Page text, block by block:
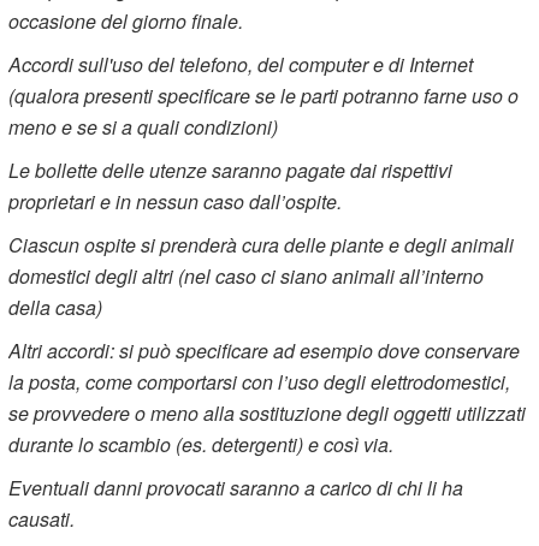
occasione del giorno finale.
Accordi sull'uso del telefono, del computer e di Internet
(qualora presenti specificare se le parti potranno farne uso o
meno e se si a quali condizioni)
Le bollette delle utenze saranno pagate dai rispettivi
proprietari e in nessun caso dall’ospite.
Ciascun ospite si prenderà cura delle piante e degli animali
domestici degli altri (nel caso ci siano animali all’interno
della casa)
Altri accordi: si può specificare ad esempio dove conservare
la posta, come comportarsi con l’uso degli elettrodomestici,
se provvedere o meno alla sostituzione degli oggetti utilizzati
durante lo scambio (es. detergenti) e così via.
Eventuali danni provocati saranno a carico di chi li ha
causati.